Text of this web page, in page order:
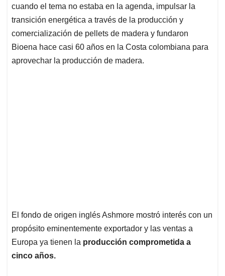
p
p
o
k
I
n
s
cuando el tema no estaba en la agenda, impulsar la
transición energética a través de la producción y
comercialización de pellets de madera y fundaron
Bioena hace casi 60 años en la Costa colombiana para
aprovechar la producción de madera.
El fondo de origen inglés Ashmore mostró interés con un
propósito eminentemente exportador y las ventas a
Europa ya tienen la producción comprometida a
cinco años.